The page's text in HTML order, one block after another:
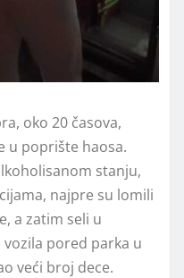
oko 20 časova,
u poprište haosa.
stanju,
najpre su lomili
a zatim seli u
pored parka u
veći broj dece.